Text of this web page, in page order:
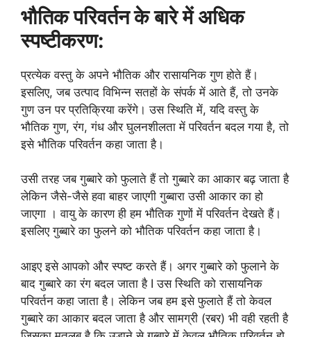
भौतिक परिवर्तन के बारे में अधिक
स्पष्टीकरण:
प्रत्येक वस्तु के अपने भौतिक और रासायनिक गुण होते हैं।
इसलिए, जब उत्पाद विभिन्न सतहों के संपर्क में आते हैं, तो उनके
गुण उन पर प्रतिक्रिया करेंगे। उस स्थिति में, यदि वस्तु के
भौतिक गुण, रंग, गंध और घुलनशीलता में परिवर्तन बदल गया है, तो
इसे भौतिक परिवर्तन कहा जाता है।
उसी तरह जब गुब्बारे को फुलाते हैं तो गुब्बारे का आकार बढ़ जाता है
लेकिन जैसे-जैसे हवा बाहर जाएगी गुब्बारा उसी आकार का हो
जाएगा । वायु के कारण ही हम भौतिक गुणों में परिवर्तन देखते हैं।
इसलिए गुब्बारे का फुलने को भौतिक परिवर्तन कहा जाता है।
आइए इसे आपको और स्पष्ट करते हैं। अगर गुब्बारे को फुलाने के
बाद गुब्बारे का रंग बदल जाता है I उस स्थिति को रासायनिक
परिवर्तन कहा जाता है। लेकिन जब हम इसे फुलाते हैं तो केवल
गुब्बारे का आकार बदल जाता है और सामग्री (रबर) भी वही रहती है